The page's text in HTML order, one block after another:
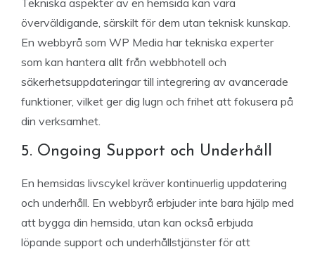
Tekniska aspekter av en hemsida kan vara
överväldigande, särskilt för dem utan teknisk kunskap.
En webbyrå som WP Media har tekniska experter
som kan hantera allt från webbhotell och
säkerhetsuppdateringar till integrering av avancerade
funktioner, vilket ger dig lugn och frihet att fokusera på
din verksamhet.
5. Ongoing Support och Underhåll
En hemsidas livscykel kräver kontinuerlig uppdatering
och underhåll. En webbyrå erbjuder inte bara hjälp med
att bygga din hemsida, utan kan också erbjuda
löpande support och underhållstjänster för att